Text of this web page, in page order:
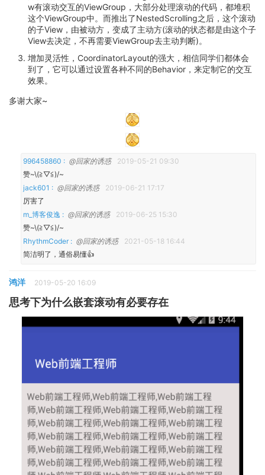
w有滚动交互的ViewGroup，大部分处理滚动的代码，都堆积
这个ViewGroup中。而推出了NestedScrolling之后，这个滚动
的子View，由被动方，变成了主动方(滚动的状态都是由这个子
View去决定，不再需要ViewGroup去主动判断)。
增加灵活性，CoordinatorLayout的强大，相信同学们都体会
到了，它可以通过设置各种不同的Behavior，来定制它的交互
效果。
多谢大家~
996458860 : @回家的诱惑 2019-05-21 09:30
赞~\(≧▽≦)/~
jack601 : @回家的诱惑 2019-06-21 17:17
厉害了
m_博客俊逸 : @回家的诱惑 2019-06-25 15:30
赞~\(≧▽≦)/~
RhythmCoder : @回家的诱惑 2021-05-18 16:44
简洁明了，通俗易懂👍
鸿洋 2019-05-20 16:09
思考下为什么嵌套滚动有必要存在